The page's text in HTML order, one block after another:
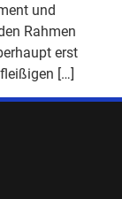
und
Rahmen
erst
[…]